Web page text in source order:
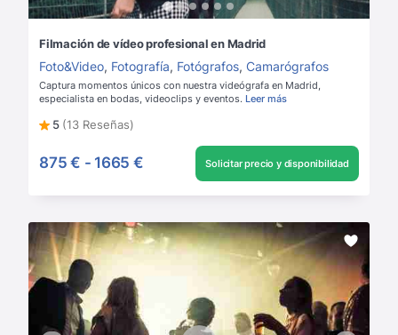
Filmación de vídeo profesional en Madrid
Foto&Video, Fotografía, Fotógrafos, Camarógrafos
Captura momentos únicos con nuestra videógrafa en Madrid,
especialista en bodas, videoclips y eventos. Leer más
5 (13 Reseñas)
875 € - 1665 € Solicitar precio y disponibilidad